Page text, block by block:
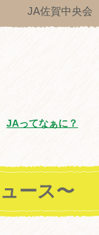
JA佐賀中央会
JAってなぁに？
ース〜